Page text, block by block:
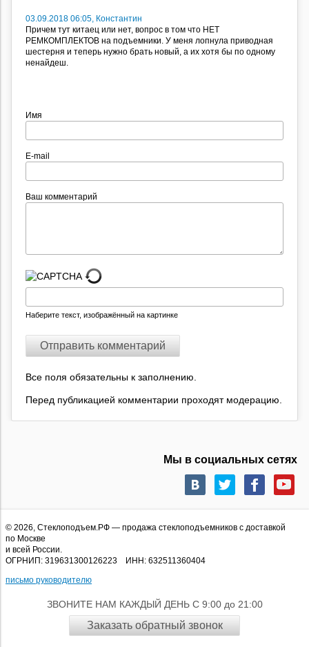
03.09.2018 06:05, Константин
Причем тут китаец или нет, вопрос в том что НЕТ
РЕМКОМПЛЕКТОВ на подъемники. У меня лопнула приводная
шестерня и теперь нужно брать новый, а их хотя бы по одному
ненайдеш.
Имя
E-mail
Ваш комментарий
Наберите текст, изображённый на картинке
Все поля обязательны к заполнению.
Перед публикацией комментарии проходят модерацию.
Мы в социальных сетях
© 2026, Стеклоподъем.РФ — продажа стеклоподъемников с доставкой
по Москве
и всей России.
ОГРНИП: 319631300126223 ИНН: 632511360404
письмо руководителю
ЗВОНИТЕ НАМ КАЖДЫЙ ДЕНЬ С 9:00 до 21:00
Заказать обратный звонок